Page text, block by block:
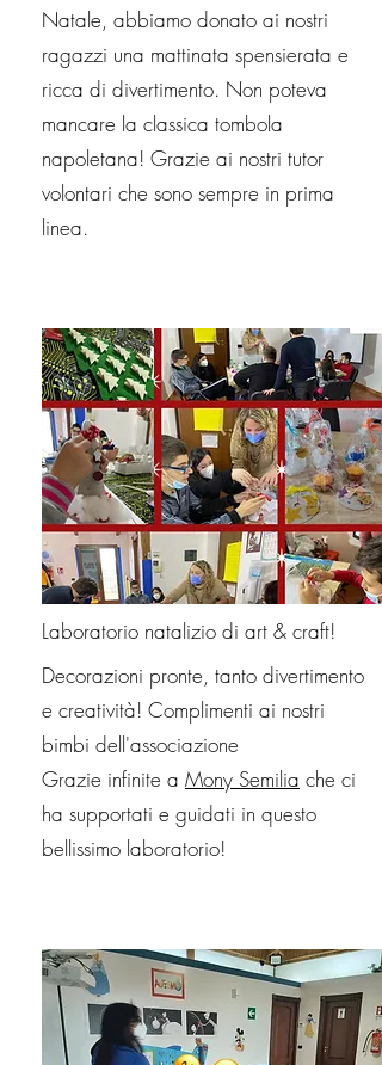
Natale, abbiamo donato ai nostri
ragazzi una mattinata spensierata e
ricca di divertimento. Non poteva
mancare la classica tombola
napoletana! Grazie ai nostri tutor
volontari che sono sempre in prima
linea.
Laboratorio natalizio di art & craft!
Decorazioni pronte, tanto divertimento
e creatività! Complimenti ai nostri
bimbi dell'associazione
Grazie infinite a Mony Semilia che ci
ha supportati e guidati in questo
bellissimo laboratorio!